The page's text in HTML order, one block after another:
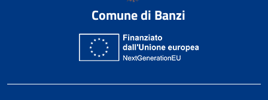
Comune di Banzi